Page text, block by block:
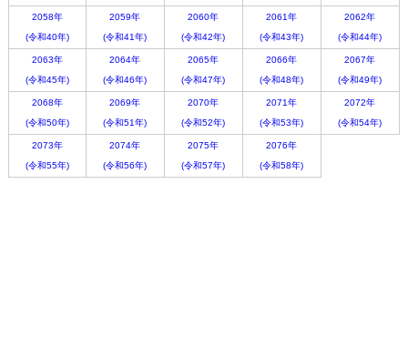
2058年
(令和40年)
2059年
(令和41年)
2060年
(令和42年)
2061年
(令和43年)
2062年
(令和44年)
2063年
(令和45年)
2064年
(令和46年)
2065年
(令和47年)
2066年
(令和48年)
2067年
(令和49年)
2068年
(令和50年)
2069年
(令和51年)
2070年
(令和52年)
2071年
(令和53年)
2072年
(令和54年)
2073年
(令和55年)
2074年
(令和56年)
2075年
(令和57年)
2076年
(令和58年)